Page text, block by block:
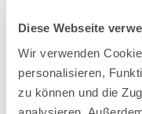
Diese Webseite
Wir verwenden
personalisieren,
zu können und die
2020
2019